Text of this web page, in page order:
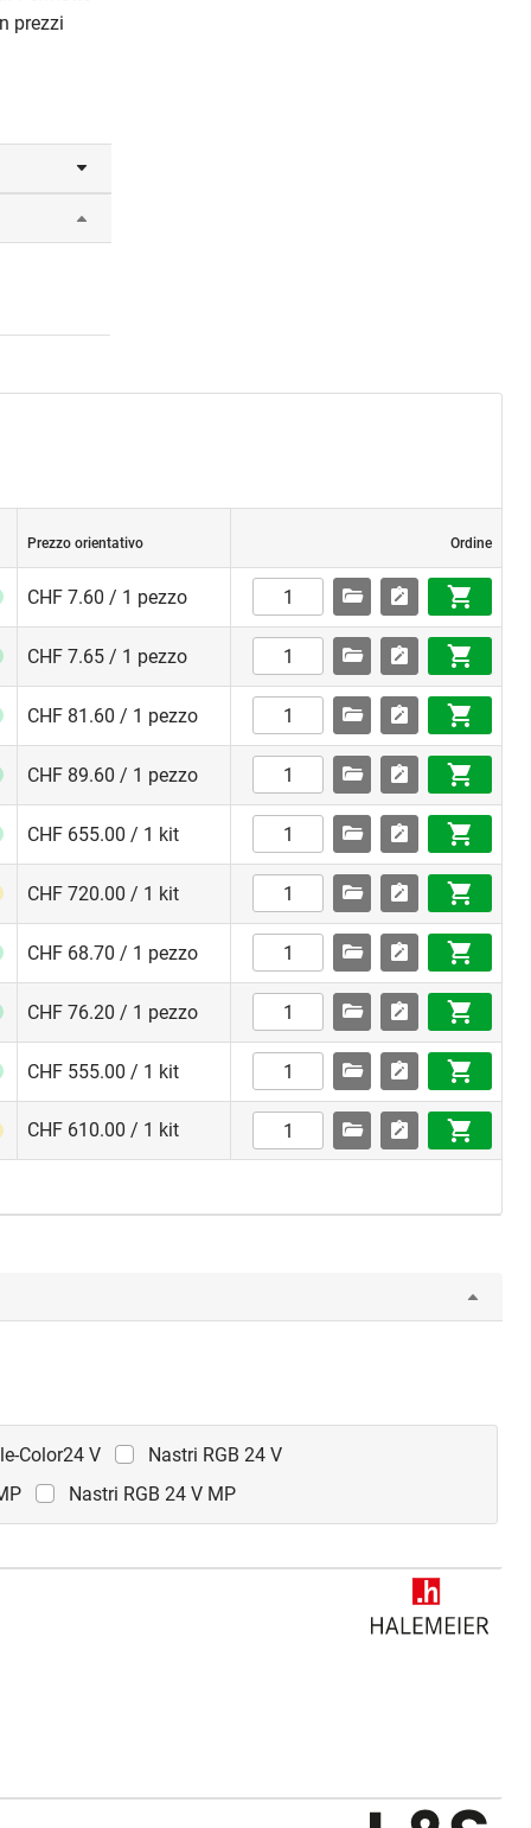
prezzi
Prezzo orientativo Ordine
CHF 7.60 / 1 pezzo
CHF 7.65 / 1 pezzo
CHF 81.60 / 1 pezzo
CHF 89.60 / 1 pezzo
CHF 655.00 / 1 kit
CHF 720.00 / 1 kit
CHF 68.70 / 1 pezzo
CHF 76.20 / 1 pezzo
CHF 555.00 / 1 kit
CHF 610.00 / 1 kit
Color24 V
Nastri RGB 24 V
Nastri RGB 24 V MP